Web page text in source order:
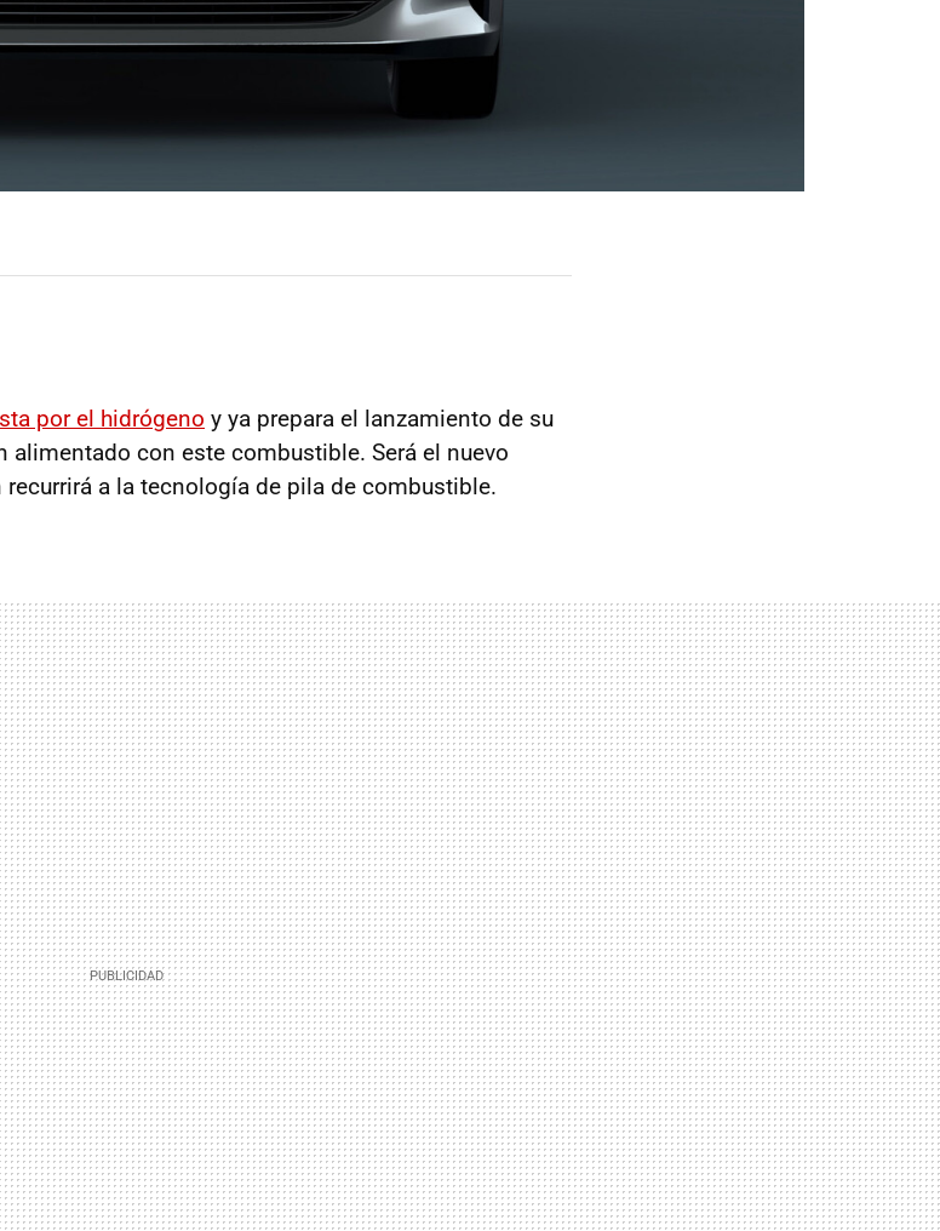
por el hidrógeno y ya prepara el lanzamiento de su
con este combustible. Será el nuevo
recurrirá a la tecnología de pila de combustible.